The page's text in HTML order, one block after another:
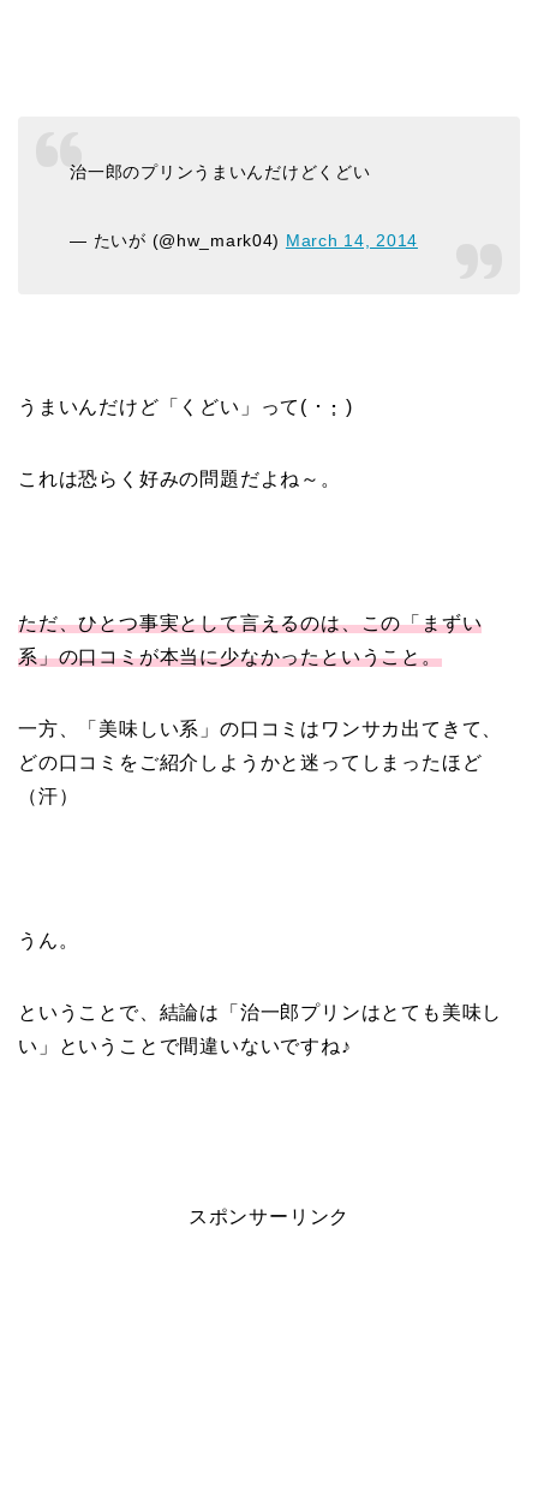
治一郎のプリンうまいんだけどくどい
— たいが (@hw_mark04) March 14, 2014
うまいんだけど「くどい」って( ･ ･̥ )
これは恐らく好みの問題だよね～。
ただ、ひとつ事実として言えるのは、この「まずい
系」の口コミが本当に少なかったということ。
一方、「美味しい系」の口コミはワンサカ出てきて、
どの口コミをご紹介しようかと迷ってしまったほど
（汗）
うん。
ということで、結論は「治一郎プリンはとても美味し
い」ということで間違いないですね♪
スポンサーリンク